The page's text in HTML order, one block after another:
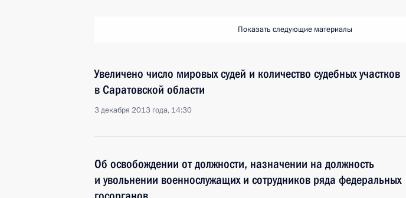
Показать следующие материалы
Увеличено число мировых судей и количество судебных участков
в Саратовской области
3 декабря 2013 года, 14:30
Об освобождении от должности, назначении на должность
и увольнении военнослужащих и сотрудников ряда федеральных